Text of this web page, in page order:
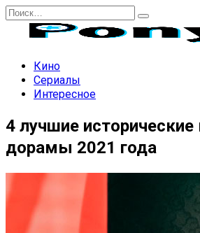
Перейти
содержанию
Search
Кино
Сериалы
Интересное
4 лучшие исторические
дорамы 2021 года